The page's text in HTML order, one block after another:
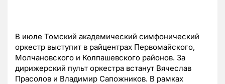
В июле Томский академический симфонический
оркестр выступит в райцентрах Первомайского,
Молчановского и Колпашевского районов. За
дирижерский пульт оркестра встанут Вячеслав
Прасолов и Владимир Сапожников. В рамках